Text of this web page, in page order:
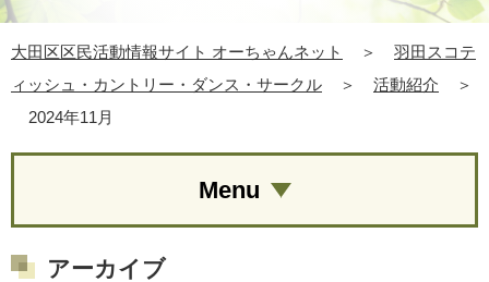
大田区区民活動情報サイト オーちゃんネット ＞
羽田スコテ
ィッシュ・カントリー・ダンス・サークル
＞ 活動紹介
＞
2024年11月
Menu
アーカイブ